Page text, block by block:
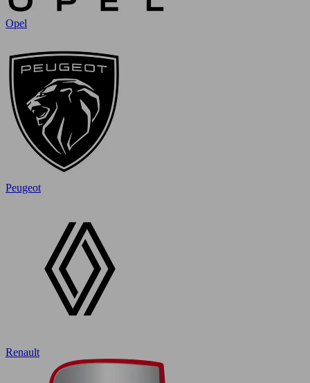
Opel
Peugeot
Renault